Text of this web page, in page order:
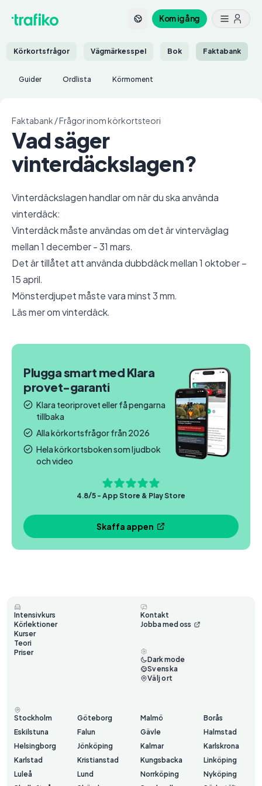
Kom igång
Körkortsfrågor Vägmärkesspel Bok Faktabank
Guider Ordlista Körmoment
Faktabank /Frågor inom körkortsteori
Vad säger
vinterdäckslagen?
Vinterdäckslagen handlar om när du ska använda
vinterdäck:
Vinterdäck måste användas om det är vinterväglag
mellan 1 december - 31 mars.
Det är tillåtet att använda dubbdäck mellan 1 oktober –
15 april.
Mönsterdjupet måste vara minst 3 mm.
Läs mer omvinterdäck.
Plugga smart med Klara
provet-garanti
Klara teoriprovet eller få pengarna
tillbaka
Alla körkortsfrågor från 2026
Hela körkortsboken som ljudbok
och video
4.8/5 - App Store & Play Store
Skaffa appen
Intensivkurs
Körlektioner
Kurser
Teori
Priser
Kontakt
Jobba med oss
Dark mode
Svenska
Välj ort
Stockholm Göteborg Malmö
Borås
Eskilstuna
Falun Gävle
Halmstad
Helsingborg
Jönköping Kalmar
Karlskrona
Karlstad
Kristianstad Kungsbacka
Linköping
Luleå
Lund Norrköping
Nyköping